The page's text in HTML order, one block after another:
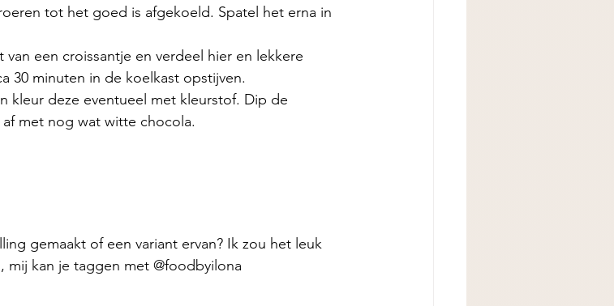
tot het goed is afgekoeld. Spatel het erna in
een croissantje en verdeel hier en lekkere
30 minuten in de koelkast opstijven.
kleur deze eventueel met kleurstof. Dip de
met nog wat witte chocola.
gemaakt of een variant ervan? Ik zou het leuk
kan je taggen met @foodbyilona